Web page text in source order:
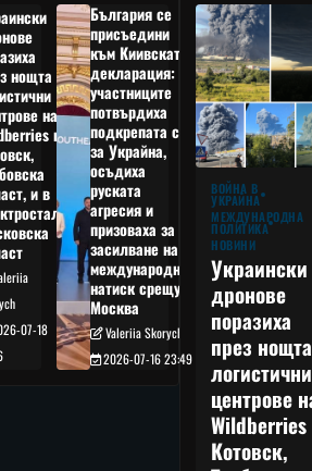
нощта
на
в
и в
07-18
България се
присъедини
към Киивската
декларация:
участниците
потвърдиха
подкрепата си
за Украйна,
осъдиха
руската
агресия и
призоваха за
засилване на
международния
натиск срещу
Москва
Valeriia Skorych
2026-07-16 23:49
ВОЙНА В
УКРАЙНА
МЕЖДУНАРОДНА
ПОЛИТИКА
НОВИНИ
Украински
дронове
поразиха
през нощта
логистични
центрове
Wildberries
Котовск,